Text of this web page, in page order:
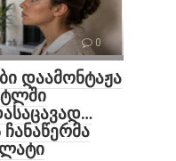
0
დაამონტაჟა